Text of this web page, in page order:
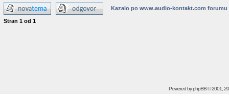
Kazalo po www.audio-kontakt.com forumu
Stran 1 od 1
Powered byphpBB© 2001,